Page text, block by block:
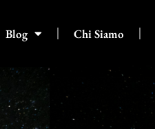
Blog Chi Siamo